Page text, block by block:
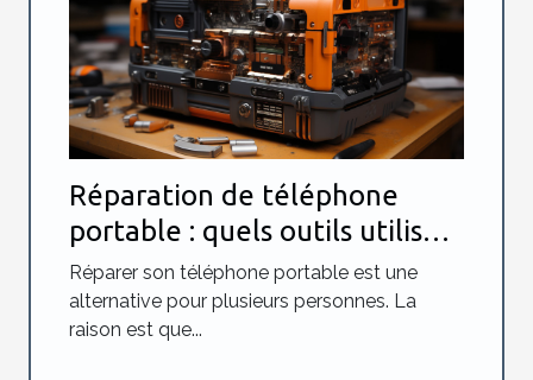
Réparation de téléphone
portable : quels outils utilisés
?
Réparer son téléphone portable est une
alternative pour plusieurs personnes. La
raison est que...